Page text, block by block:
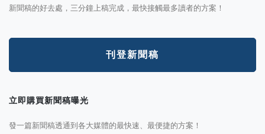
新聞稿的好去處，三分鐘上稿完成，最快接觸最多讀者的方案！
刊登新聞稿
立即購買新聞稿曝光
發一篇新聞稿透通到各大媒體的最快速、最便捷的方案！